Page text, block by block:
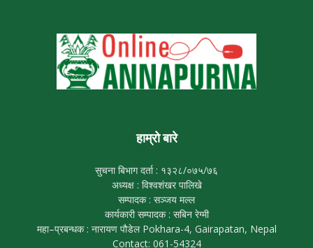
हाम्रो बारे
सुचना बिभाग दर्ता : १३२८/०७५/७६
अध्यक्ष : विश्वशंखर पालिखे
सम्पादक : सञ्जय मल्ल
कार्यकारी सम्पादक : सबिन रेग्मी
महा–प्रबन्धक : नारायण पौडेल Pokhara-4, Gairapatan, Nepal
Contact: 061-54324